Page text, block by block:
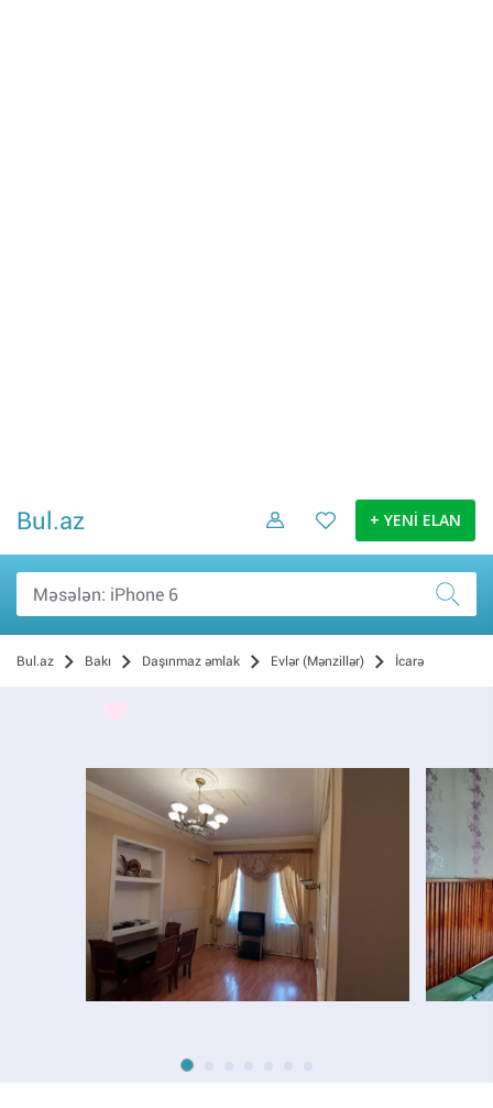
Bul.az + YENİ ELAN
Bul.az Bakı Daşınmaz əmlak Evlər (Mənzillər) İcarə